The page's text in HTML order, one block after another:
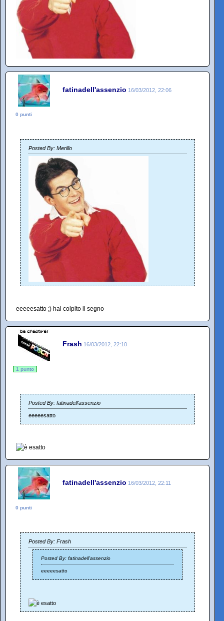
fatinadell'assenzio 16/03/2012, 22:06
0 punti
Posted By: Merillo
eeeeesatto ;) hai colpito il segno
Frash 16/03/2012, 22:10
1 punto
Posted By: fatinadell'assenzio
eeeeesatto
fatinadell'assenzio 16/03/2012, 22:11
0 punti
Posted By: Frash
Posted By: fatinadell'assenzio
eeeeesatto